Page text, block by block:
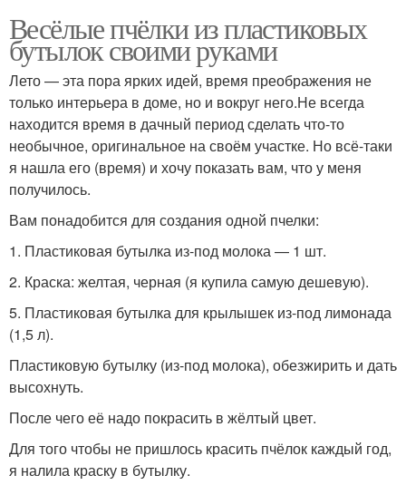
Весёлые пчёлки из пластиковых
бутылок своими руками
Лето — эта пора ярких идей, время преображения не
только интерьера в доме, но и вокруг него.Не всегда
находится время в дачный период сделать что-то
необычное, оригинальное на своём участке. Но всё-таки
я нашла его (время) и хочу показать вам, что у меня
получилось.
Вам понадобится для создания одной пчелки:
1. Пластиковая бутылка из-под молока — 1 шт.
2. Краска: желтая, черная (я купила самую дешевую).
5. Пластиковая бутылка для крылышек из-под лимонада
(1,5 л).
Пластиковую бутылку (из-под молока), обезжирить и дать
высохнуть.
После чего её надо покрасить в жёлтый цвет.
Для того чтобы не пришлось красить пчёлок каждый год,
я налила краску в бутылку.